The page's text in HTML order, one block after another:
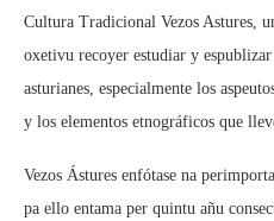
Cultura Tradicional Vezos Astures,
oxetivu recoyer estudiar y
asturianes, especialmente los
y los elementos etnográficos que
Vezos Ástures enfótase na
pa ello entama per quintu añu